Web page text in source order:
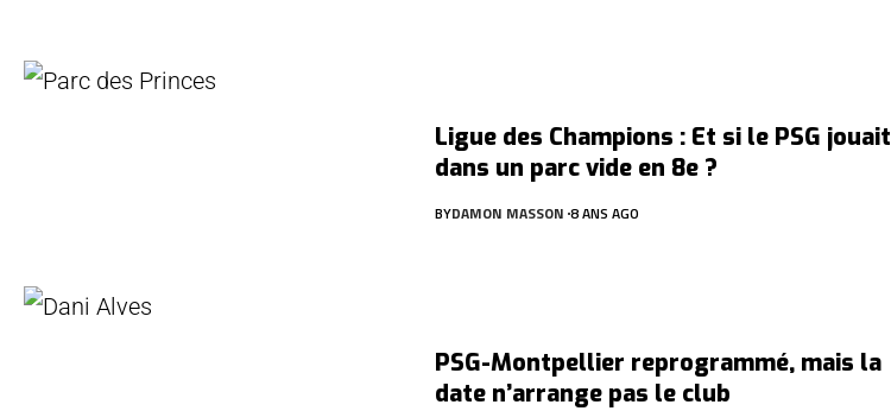
Ligue des Champions : Et si le PSG jouait
dans un parc vide en 8e ?
BYDAMON MASSON 8 ANS AGO
PSG-Montpellier reprogrammé, mais la
date n’arrange pas le club